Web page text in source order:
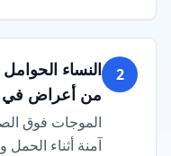
2
النساء
من أعراض في
الموجات فوق
آمنة أثناء الحمل